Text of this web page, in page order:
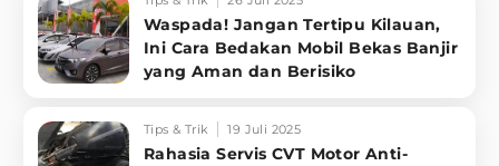
Waspada! Jangan Tertipu Kilauan,
Ini Cara Bedakan Mobil Bekas Banjir
yang Aman dan Berisiko
Tips & Trik 19 Juli 2025
Rahasia Servis CVT Motor Anti-